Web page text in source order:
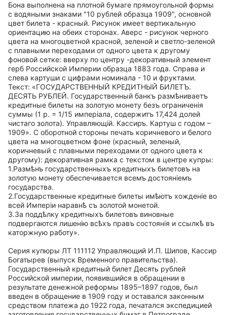
Бона выполнена на плотной бумаге прямоугольной формы
с водяными знаками "10 рублей образца 1909", основной
цвет билета - красный. Рисунок имеет вертикальную
ориентацию на обеих сторонах. Аверс - рисунок черного
цвета на многоцветной красной, зеленой и светло-зеленой
с плавными переходами от одного цвета к другому
фоновой сетке: вверху по центру -декоративный элемент
герб Российской Империи образца 1883 года. Справа и
слева картуши с цифрами номинала - 10 и фруктами.
Текст: «ГОСУДАРСТВЕННЫЙ КРЕДИТНЫЙ БИЛЕТЪ.
ДЕСЯТЬ РУБЛЕЙ. Государственный банкъ размѣниваетъ
кредитные билеты на золотую монету безъ ограниченія
суммы (1 р. = 1/15 имперіала, содержитъ 17,424 долей
чистаго золота). Управляющій. Кассиръ. Картуш с годом –
1909». С оборотной стороны печать коричневого и белого
цвета на многоцветном фоне (красный, зеленый,
коричневый с плавными переходами от одного цвета к
другому): декоративная рамка с текстом в центре купры:
1.Размѣнъ государственныхъ кредитныхъ билетовъ на
золотую монету обеспечивается всемъ достояніемъ
государства.
2.Государственные кредитные билеты имѣютъ хожденіе во
всей Имперіи наравнѣ съ золотой монетой.
3.За поддѣлку кредитныхъ билетовъ виновные
подвергаются лишенію всѣхъ правъ состоянія и ссылкѣ въ
каторжную работу».
Серия купюры ЛТ 111112 Управляющий И.П. Шипов, Кассир
Богатырев (выпуск Временного правительства).
Государственный кредитный билет Десять рублей
Российской империи, появившийся в обращении в
результате денежной реформы 1895–1897 годов, был
введен в обращение в 1909 году и оставался законным
средством платежа до 1922 года, печатался экспедицией